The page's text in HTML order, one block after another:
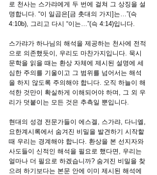
로 천사는 스가랴에게 두 번에 걸쳐 그 상징을 설
명합니다. “이 일곱은[금 촛대의 가지]는…”(슥
4:10b), 그리고 다시 “이는…”(슥 4:14)입니다.
스가랴가 하나님의 해석을 제공하는 천사에 전적
으로 의존했듯이, 우리도 마찬가지입니다. 묵시
문학을 읽을 때는 환상 자체에 제시된 설명에 세
심한 주의를 기울이고 그 범위를 넘어서는 해석
을 하지 않도록 주의해야 합니다. 오직 하늘이 해
석한 것만이 확실하게 이해되어야 하며, 그 외 우
리가 덧붙이는 모든 것은 추측일 뿐입니다.
현대의 성경 전문가들이 에스겔, 스가랴, 다니엘,
요한계시록에서 숨겨진 비밀을 발견하기 시작할
때 우리는 경계해야 합니다. 환상을 본 선지자와
사도들이 신적인 해석을 필요로 했다면, 우리는
얼마나 더 필요로 하겠습니까? 숨겨진 비밀을 찾
으려 하기보다는 본문 안에 이미 제시된 해석에